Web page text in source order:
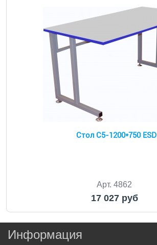
Стол С5-1200*750 ESD
Арт. 4862
17 027 руб
Информация